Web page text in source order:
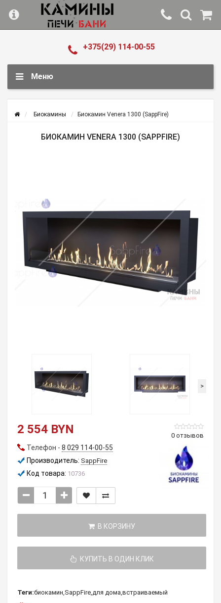
+375(29) 114-00-55
Меню
Биокамины Биокамин Venera 1300 (SappFire)
БИОКАМИН VENERA 1300 (SAPPFIRE)
>
0 отзывов
2 554 BYN
Телефон - 8 029 114-00-55
Производитель: SappFire
Код товара: 10736
В КОРЗИНУ
КУПИТЬ В ОДИН КЛИК
Теги:биокамин,SappFire,для дома,встраиваемый